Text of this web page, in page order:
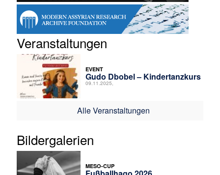
Veranstaltungen
EVENT
Gudo Dbobel – Kindertanzkurs
09.11.2025,
Alle Veranstaltungen
Bildergalerien
MESO-CUP